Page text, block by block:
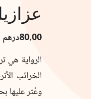
80,00درهم
الرواية هي
الخرائب
وعُثر عليها